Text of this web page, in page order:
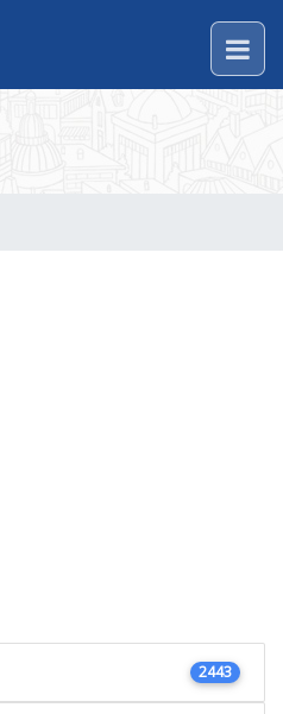
2443